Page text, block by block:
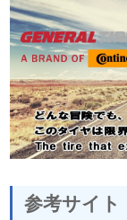
参考サイト